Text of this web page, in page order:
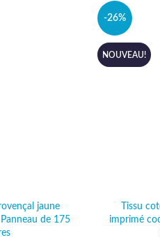
jaune
de 175
-26%
NOUVEAU!
Tissu
imprimé